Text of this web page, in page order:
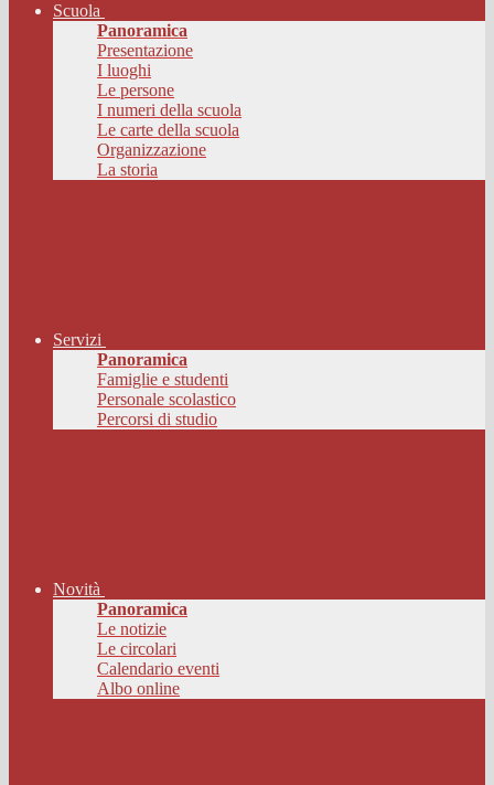
Scuola
Panoramica
Presentazione
I luoghi
Le persone
I numeri della scuola
Le carte della scuola
Organizzazione
La storia
Servizi
Panoramica
Famiglie e studenti
Personale scolastico
Percorsi di studio
Novità
Panoramica
Le notizie
Le circolari
Calendario eventi
Albo online